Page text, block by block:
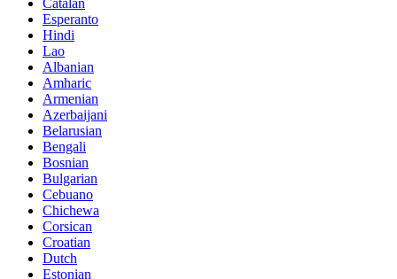
Catalan
Esperanto
Hindi
Lao
Albanian
Amharic
Armenian
Azerbaijani
Belarusian
Bengali
Bosnian
Bulgarian
Cebuano
Chichewa
Corsican
Croatian
Dutch
Estonian